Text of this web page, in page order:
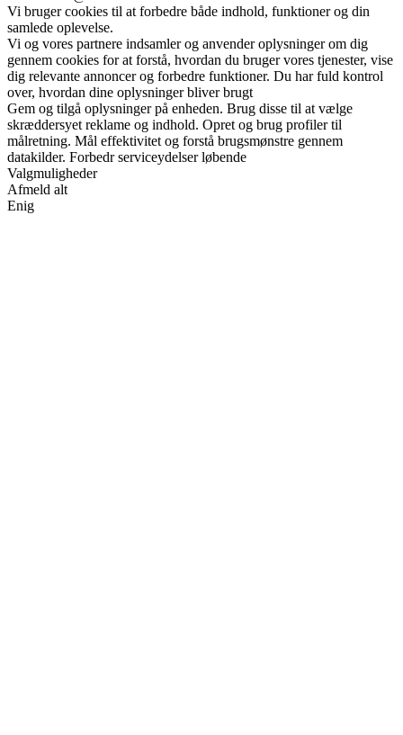
Vi bruger cookies til at forbedre både indhold, funktioner og din
samlede oplevelse.
Vi og vores partnere indsamler og anvender oplysninger om dig
gennem cookies for at forstå, hvordan du bruger vores tjenester, vise
dig relevante annoncer og forbedre funktioner. Du har fuld kontrol
over, hvordan dine oplysninger bliver brugt
Gem og tilgå oplysninger på enheden. Brug disse til at vælge
skræddersyet reklame og indhold. Opret og brug profiler til
målretning. Mål effektivitet og forstå brugsmønstre gennem
datakilder. Forbedr serviceydelser løbende
Valgmuligheder
Afmeld alt
Enig